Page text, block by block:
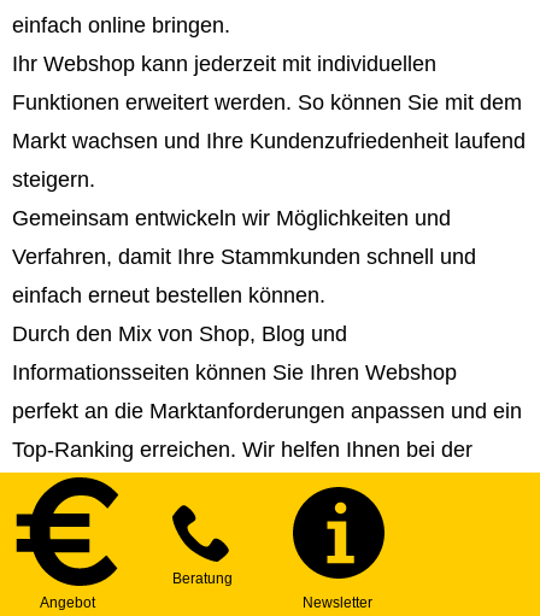
einfach online bringen.
Ihr Webshop kann jederzeit mit individuellen
Funktionen erweitert werden. So können Sie mit dem
Markt wachsen und Ihre Kundenzufriedenheit laufend
steigern.
Gemeinsam entwickeln wir Möglichkeiten und
Verfahren, damit Ihre Stammkunden schnell und
einfach erneut bestellen können.
Durch den Mix von Shop, Blog und
Informationsseiten können Sie Ihren Webshop
perfekt an die Marktanforderungen anpassen und ein
Top-Ranking erreichen. Wir helfen Ihnen bei der
Strategie- und Contenterstellung!
Sie können Ihren Webshop in beliebig viele Sprachen
veröffentlichen und somit internationale Märkte
erschließen.